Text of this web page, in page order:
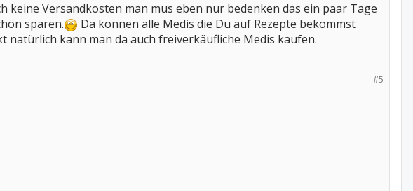
keine Versandkosten man mus eben nur bedenken das ein paar Tage
sparen.
Da können alle Medis die Du auf Rezepte bekommst
natürlich kann man da auch freiverkäufliche Medis kaufen.
#5